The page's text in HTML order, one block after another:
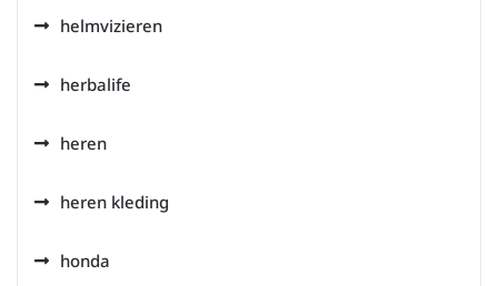
helmvizieren
herbalife
heren
heren kleding
honda